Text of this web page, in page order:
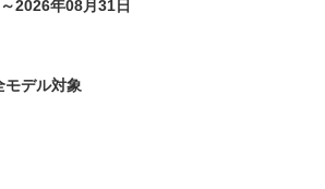
2026年08月31日
モデル対象